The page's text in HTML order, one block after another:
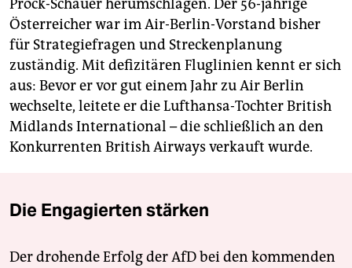
Prock-Schauer herumschlagen. Der 56-jährige
Österreicher war im Air-Berlin-Vorstand bisher
für Strategiefragen und Streckenplanung
zuständig. Mit defizitären Fluglinien kennt er sich
aus: Bevor er vor gut einem Jahr zu Air Berlin
wechselte, leitete er die Lufthansa-Tochter British
Midlands International – die schließlich an den
Konkurrenten British Airways verkauft wurde.
Die Engagierten stärken
Der drohende Erfolg der AfD bei den kommenden